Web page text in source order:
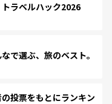
ラベルハック2026
で選ぶ、旅のベスト。
投票をもとにランキン